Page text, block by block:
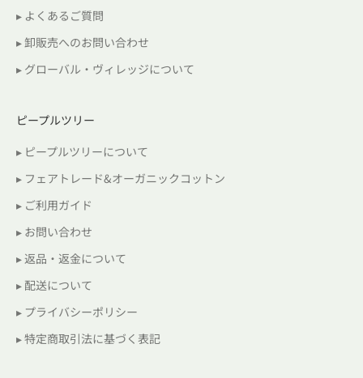
▸ よくあるご質問
▸ 卸販売へのお問い合わせ
▸ グローバル・ヴィレッジについて
ピープルツリー
▸ ピープルツリーについて
▸ フェアトレード&オーガニックコットン
▸ ご利用ガイド
▸ お問い合わせ
▸ 返品・返金について
▸ 配送について
▸ プライバシーポリシー
▸ 特定商取引法に基づく表記